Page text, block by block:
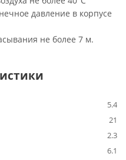
давление в корпусе
не более 7 м.
5.4
21
2.3
6.1